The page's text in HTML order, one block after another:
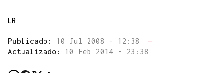
LR
Publicado: 10 Jul 2008 - 12:38
—
Actualizado: 10 Feb 2014 - 23:38